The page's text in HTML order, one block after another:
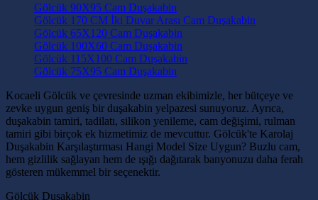
Gölcük 90X95 Cam Duşakabin
Gölcük 170 CM İki Duvar Arası Cam Duşakabin
Gölcük 65X120 Cam Duşakabin
Gölcük 100X60 Cam Duşakabin
Gölcük 115X100 Cam Duşakabin
Gölcük 75X95 Cam Duşakabin
Kocaeli Gölcük ve çevresinde uzman ekibimizle, her bütçeye ve
zevke uygun geniş bir duşakabin yelpazesi sunuyoruz. Ayrıca,
duşakabin tamiri, tadilatı, silikon yenileme, cam değişimi, rulman
tamiri gibi birçok ek hizmetimiz de mevcuttur. Gölcük'te Karolaj
Duşakabin Karşılaştırması Hangi Model Size Uygun? Buzlu cam,
hem gizlilik sağlayan hem de ışığı dağıtarak banyonuzu daha ferah
gösteren mükemmel bir seçenektir.
Gölcük Duşakabin